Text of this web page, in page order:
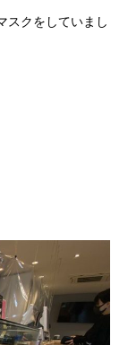
スクをしていまし